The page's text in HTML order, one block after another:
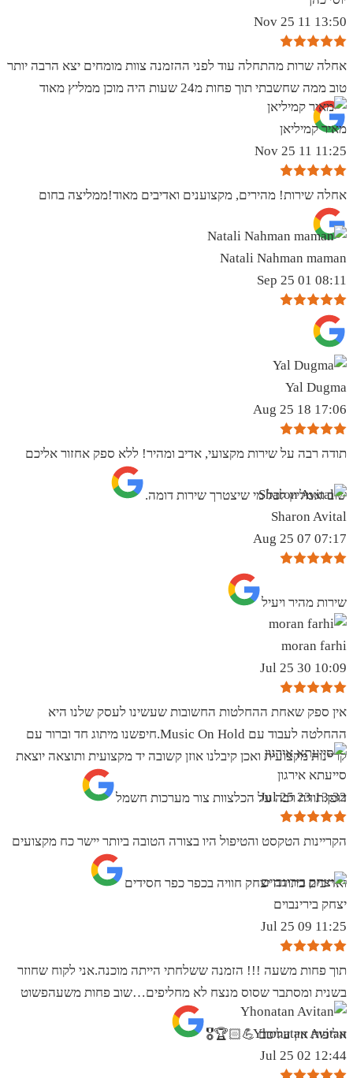
13:50 11 Nov 25
אחלה שרות מהתחלה עוד לפני ההזמנה צוות מומחים יצא הרבה יותר
טוב ממה שחשבתי תוך פחות מ24 שעות היה מוכן ממליץ מאוד
מאיר קמיליאן
11:25 11 Nov 25
אחלה שירות! מהירים, מקצוענים ואדיבים מאוד!ממליצה בחום
Natali Nahman maman
08:11 01 Sep 25
Yal Dugma
17:06 18 Aug 25
תודה רבה על שירות מקצועי, אדיב ומהיר! ללא ספק אחזור אליכם
שוב ואמליץ לכל מי שיצטרך שירות דומה.
Sharon Avital
07:17 07 Aug 25
שירות מהיר ויעיל
moran farhi
10:09 30 Jul 25
אין ספק שאחת ההחלטות החשובות שעשינו לעסק שלנו היא
ההחלטה לעבוד עם Music On Hold.חיפשנו מיתוג חד וברור עם
קריינות מקצועית ואכן קיבלנו אוזן קשובה יד מקצועית ותוצאה יוצאת
דופן.תודה רבה על הכלצוות צור מערכות חשמל
סייעתא אירגון
13:32 23 Jul 25
הקריינות הטקסט והטיפול היו בצורה הטובה ביותר יישר כח מקצועים
ואדיבים בתודה יצחק חוויה בכפר כפר חסידים
יצחק בירינבוים
11:25 09 Jul 25
תוך פחות משעה !!! הזמנה ששלחתי הייתה מוכנה.אני לקוח שחוזר
בשנית ומסתבר שסוס מנצח לא מחליפים…שוב פחות משעהפשוט
אליפות אין עליכם 💪🏻🏆🎖
Yhonatan Avitan
12:44 02 Jul 25